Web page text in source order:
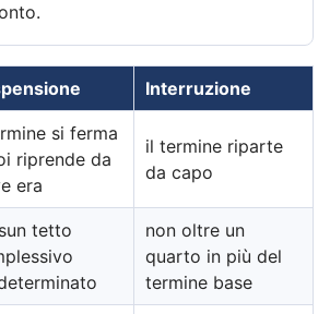
Interruzione
si ferma
riprende da
era
il termine riparte
da capo
tetto
non oltre un
quarto in più del
termine base